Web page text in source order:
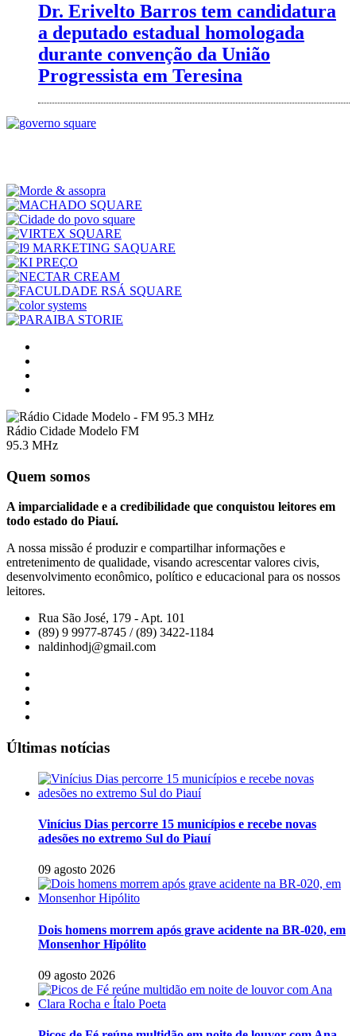
Dr. Erivelto Barros tem candidatura
a deputado estadual homologada
durante convenção da União
Progressista em Teresina
Rádio Cidade Modelo FM
95.3 MHz
Quem somos
A imparcialidade e a credibilidade que conquistou leitores em
todo estado do Piauí.
A nossa missão é produzir e compartilhar informações e
entretenimento de qualidade, visando acrescentar valores civis,
desenvolvimento econômico, político e educacional para os nossos
leitores.
Rua São José, 179 - Apt. 101
(89) 9 9977-8745 / (89) 3422-1184
naldinhodj@gmail.com
Últimas notícias
Vinícius Dias percorre 15 municípios e recebe novas
adesões no extremo Sul do Piauí
09 agosto 2026
Dois homens morrem após grave acidente na BR-020, em
Monsenhor Hipólito
09 agosto 2026